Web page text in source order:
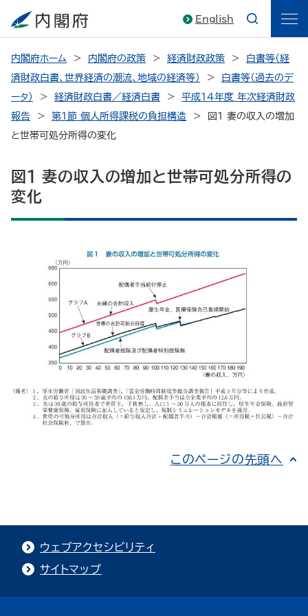
English
内閣府ホーム 内閣府の政策 経済財政政策
白書等（経
済財政白書、世界経済の潮流、地域の経済等）
白書等（過去のデ
ータ）
経済財政白書／経済白書
平成14年度 年次経済財政
報告
第１節 個人所得課税の負担構造
図１ 妻の収入の増加
と世帯可処分所得の変化
図１ 妻の収入の増加と世帯可処分所得の
変化
このページの先頭へ
ウェブアクセシビリティ
サイトマップ